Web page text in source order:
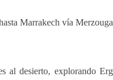
Marrakech vía Merzouga
al desierto, explorando Erg